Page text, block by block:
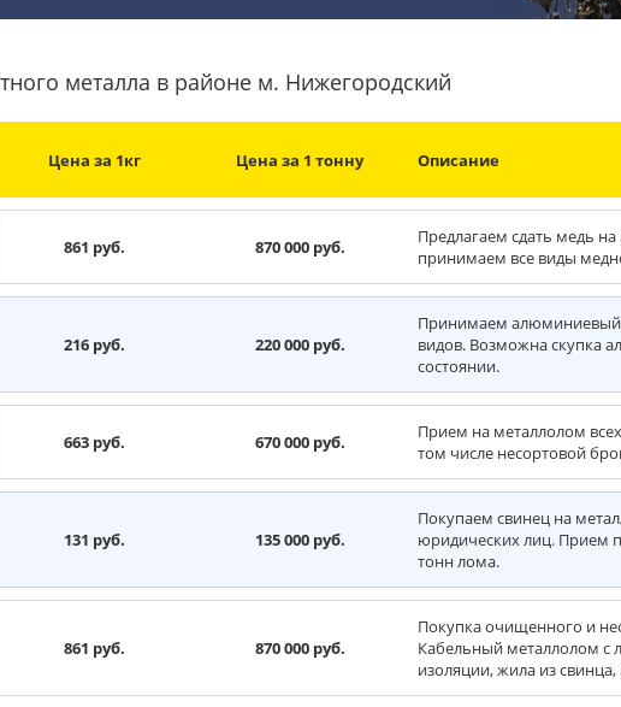
металла в районе м. Нижегородский
Цена за 1кг Цена за 1 тонну Описание
861 руб. 870 000 руб.
Предлагаем сдать медь
принимаем все виды
216 руб. 220 000 руб.
Принимаем алюминиевый
видов. Возможна скупка
состоянии.
663 руб. 670 000 руб.
Прием на металлолом
том числе несортовой
131 руб. 135 000 руб.
Покупаем свинец на
юридических лиц. Прием
тонн лома.
861 руб. 870 000 руб.
Покупка очищенного и
Кабельный металлолом
изоляции, жила из